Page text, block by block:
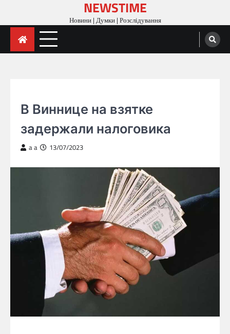
content
NEWSTIME
Новини | Думки | Розслідування
В Виннице на взятке
задержали налоговика
a a 13/07/2023